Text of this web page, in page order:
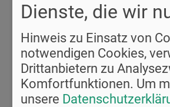
Dienste, die wir
Hinweis zu Einsatz von
notwendigen Cookies,
Drittanbietern zu
Komfortfunktionen. Um
unsere